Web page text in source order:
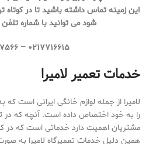
این زمینه تماس داشته باشید تا در کوتاه
شود می توانید با شماره
۰۲۱۷۷۱۶۶۱۵ – ۰۲۱۲۲۷۳۷۵۶۶
خدمات تعمیر لامیرا
لامیرا از جمله لوازم خانگی ایرانی است
را به خود اختصاص داده است. آنچه که در
مشتریان اهمیت دارد خدماتی است که در
همین دلیل خدمات تعمیرگاه لامیرا به